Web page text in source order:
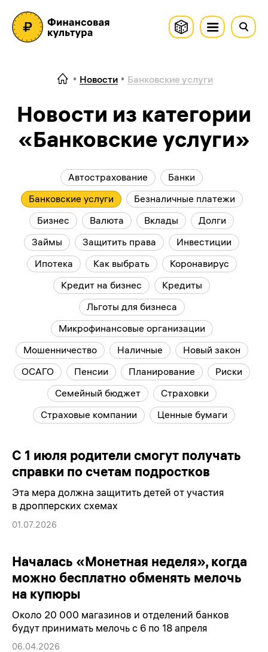
Новости Банковские услуги
Новости из категории
«Банковские услуги»
Автострахование
Банки
Банковские услуги
Безналичные платежи
Бизнес
Валюта Вклады
Долги
Займы
Защитить права
Инвестиции
Ипотека
Как выбрать
Коронавирус
Кредит на бизнес
Кредиты
Льготы для бизнеса
Микрофинансовые организации
Мошенничество
Наличные
Новый закон
ОСАГО
Пенсии Планирование
Риски
Семейный бюджет
Страховки
Страховые компании
Ценные бумаги
С 1 июля родители смогут получать
справки по счетам подростков
Эта мера должна защитить детей от участия
в дропперских схемах
01.07.2026
Началась «Монетная неделя», когда
можно бесплатно обменять мелочь
на купюры
Около 20 000 магазинов и отделений банков
будут принимать мелочь с 6 по 18 апреля
06.04.2026